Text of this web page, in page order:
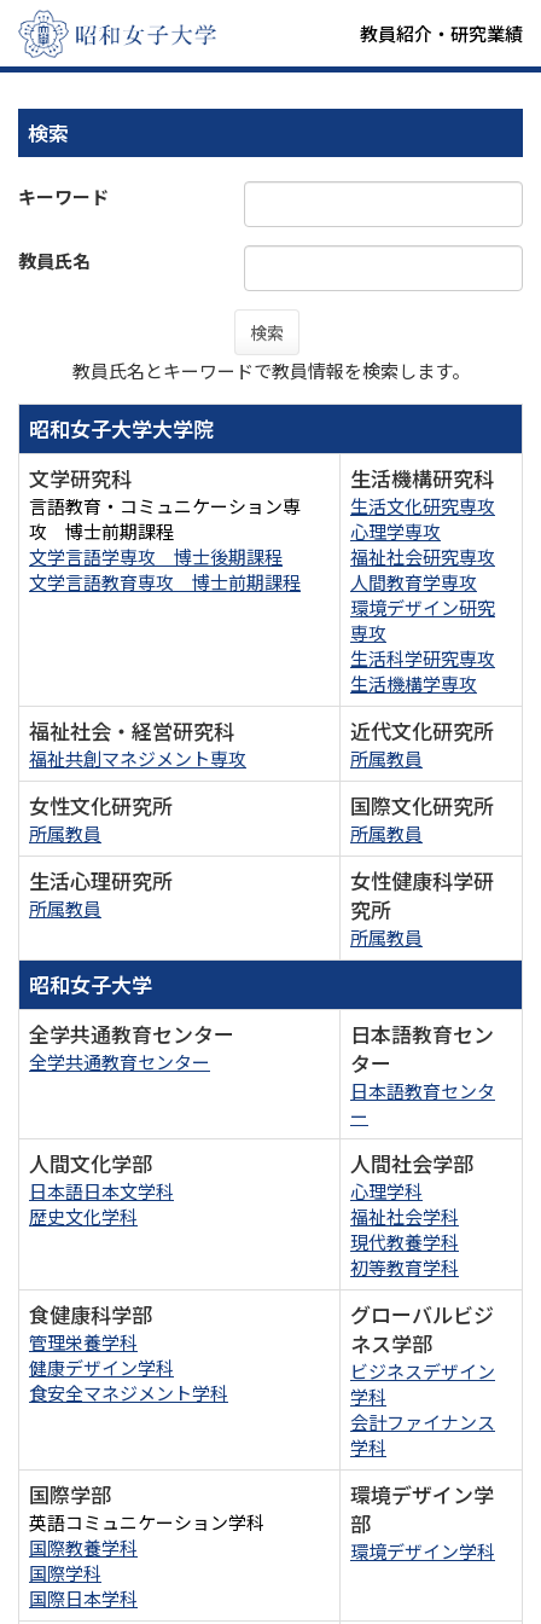
教員紹介・研究業績
検索
キーワード
教員氏名
検索
教員氏名とキーワードで教員情報を検索します。
昭和女子大学大学院
文学研究科
言語教育・コミュニケーション専
攻 博士前期課程
文学言語学専攻 博士後期課程
文学言語教育専攻 博士前期課程
生活機構研究科
生活文化研究専攻
心理学専攻
福祉社会研究専攻
人間教育学専攻
環境デザイン研究
専攻
生活科学研究専攻
生活機構学専攻
福祉社会・経営研究科
福祉共創マネジメント専攻
近代文化研究所
所属教員
女性文化研究所
所属教員
国際文化研究所
所属教員
生活心理研究所
所属教員
女性健康科学研
究所
所属教員
昭和女子大学
全学共通教育センター
全学共通教育センター
日本語教育セン
ター
日本語教育センタ
ー
人間文化学部
日本語日本文学科
歴史文化学科
人間社会学部
心理学科
福祉社会学科
現代教養学科
初等教育学科
食健康科学部
管理栄養学科
健康デザイン学科
食安全マネジメント学科
グローバルビジ
ネス学部
ビジネスデザイン
学科
会計ファイナンス
学科
国際学部
英語コミュニケーション学科
国際教養学科
国際学科
国際日本学科
環境デザイン学
部
環境デザイン学科